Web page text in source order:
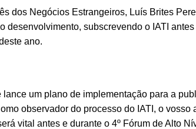
dos Negócios Estrangeiros, Luís Brites
subscrevendo o IATI
ano.
um plano de implementação para a
observador do processo do IATI, o vosso
vital antes e durante o 4º Fórum de Alto